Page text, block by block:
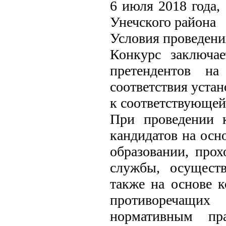
6 июля 2018
Унечского района
Условия
Конкурс
претендентов
соответствия
к
При проведении
кандидатов на
образовании,
службы,
также на основе
нормативным